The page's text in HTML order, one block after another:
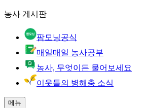
농사 게시판
팜모닝공식
매일매일 농사공부
농사, 무엇이든 물어보세요
이웃들의 병해충 소식
메뉴